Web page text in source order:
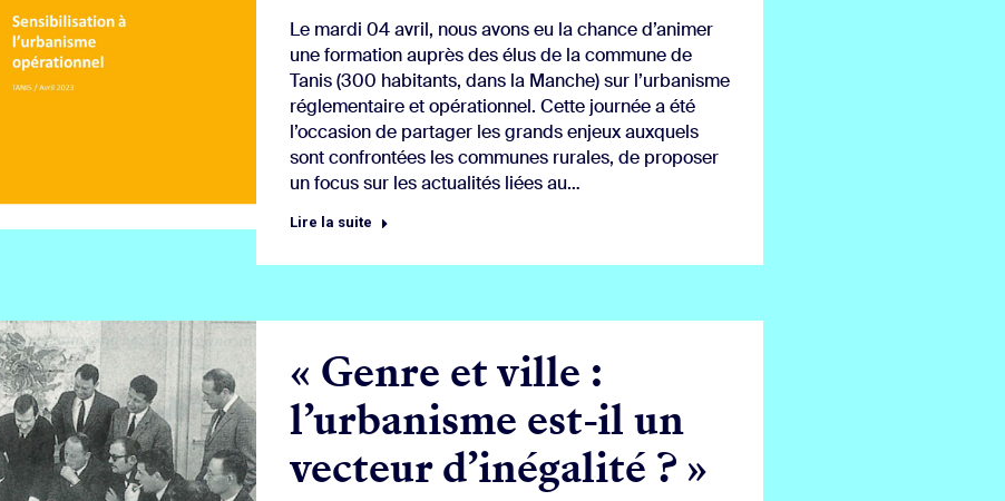
Le mardi 04 avril, nous avons eu la chance d’animer
une formation auprès des élus de la commune de
Tanis (300 habitants, dans la Manche) sur l’urbanisme
réglementaire et opérationnel. Cette journée a été
l’occasion de partager les grands enjeux auxquels
sont confrontées les communes rurales, de proposer
un focus sur les actualités liées au…
Lire la suite
« Genre et ville :
l’urbanisme est-il un
vecteur d’inégalité ? »